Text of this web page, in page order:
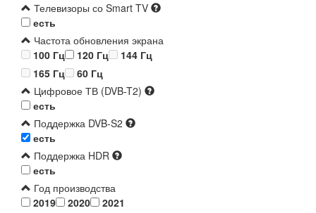
Телевизоры со Smart TV
есть
Частота обновления экрана
100 Гц
120 Гц
144 Гц
165 Гц
60 Гц
Цифровое ТВ (DVB-T2)
есть
Поддержка DVB-S2
есть
Поддержка HDR
есть
Год производства
2019
2020
2021